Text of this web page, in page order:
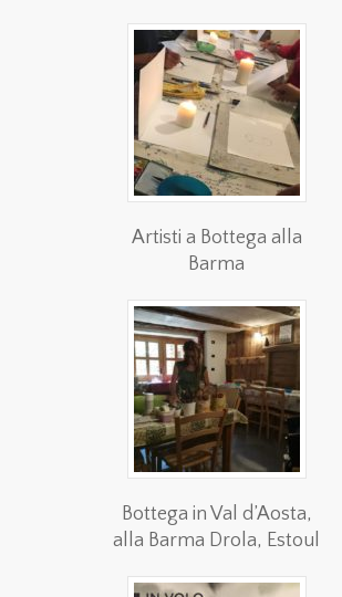
Artisti a Bottega alla
Barma
Bottega in Val d’Aosta,
alla Barma Drola, Estoul